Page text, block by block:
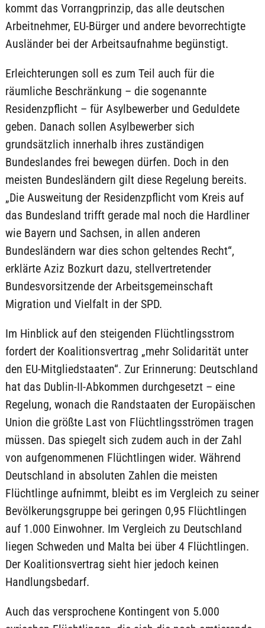
kommt das Vorrangprinzip, das alle deutschen
Arbeitnehmer, EU-Bürger und andere bevorrechtigte
Ausländer bei der Arbeitsaufnahme begünstigt.
Erleichterungen soll es zum Teil auch für die
räumliche Beschränkung – die sogenannte
Residenzpflicht – für Asylbewerber und Geduldete
geben. Danach sollen Asylbewerber sich
grundsätzlich innerhalb ihres zuständigen
Bundeslandes frei bewegen dürfen. Doch in den
meisten Bundesländern gilt diese Regelung bereits.
„Die Ausweitung der Residenzpflicht vom Kreis auf
das Bundesland trifft gerade mal noch die Hardliner
wie Bayern und Sachsen, in allen anderen
Bundesländern war dies schon geltendes Recht“,
erklärte Aziz Bozkurt dazu, stellvertretender
Bundesvorsitzende der Arbeitsgemeinschaft
Migration und Vielfalt in der SPD.
Im Hinblick auf den steigenden Flüchtlingsstrom
fordert der Koalitionsvertrag „mehr Solidarität unter
den EU-Mitgliedstaaten“. Zur Erinnerung: Deutschland
hat das Dublin-II-Abkommen durchgesetzt – eine
Regelung, wonach die Randstaaten der Europäischen
Union die größte Last von Flüchtlingsströmen tragen
müssen. Das spiegelt sich zudem auch in der Zahl
von aufgenommenen Flüchtlingen wider. Während
Deutschland in absoluten Zahlen die meisten
Flüchtlinge aufnimmt, bleibt es im Vergleich zu seiner
Bevölkerungsgruppe bei geringen 0,95 Flüchtlingen
auf 1.000 Einwohner. Im Vergleich zu Deutschland
liegen Schweden und Malta bei über 4 Flüchtlingen.
Der Koalitionsvertrag sieht hier jedoch keinen
Handlungsbedarf.
Auch das versprochene Kontingent von 5.000